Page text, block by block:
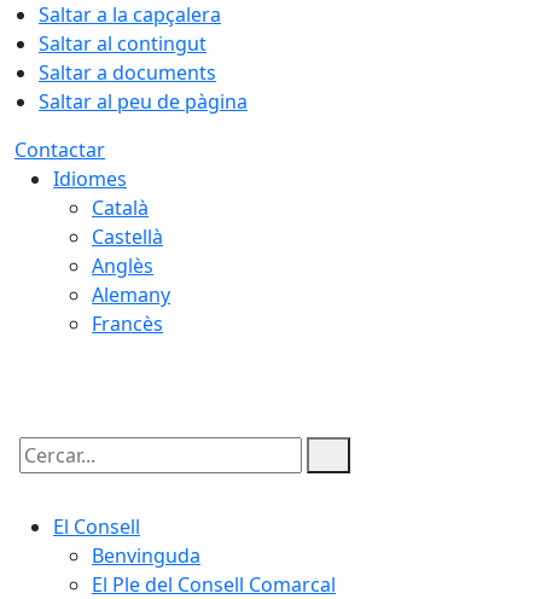
Saltar a la capçalera
Saltar al contingut
Saltar a documents
Saltar al peu de pàgina
Contactar
Idiomes
Català
Castellà
Anglès
Alemany
Francès
Cercar:
El Consell
Benvinguda
El Ple del Consell Comarcal